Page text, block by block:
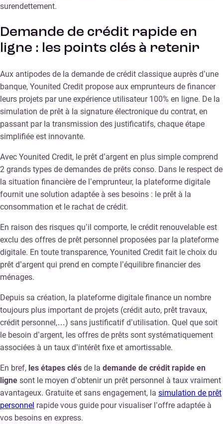
surendettement.
Demande de crédit rapide en
ligne : les points clés à retenir
Aux antipodes de la demande de crédit classique auprès d’une
banque, Younited Credit propose aux emprunteurs de financer
leurs projets par une expérience utilisateur 100% en ligne. De la
simulation de prêt à la signature électronique du contrat, en
passant par la transmission des justificatifs, chaque étape
simplifiée est innovante.
Avec Younited Credit, le prêt d’argent en plus simple comprend
2 grands types de demandes de prêts conso. Dans le respect de
la situation financière de l’emprunteur, la plateforme digitale
fournit une solution adaptée à ses besoins : le prêt à la
consommation et le rachat de crédit.
En raison des risques qu’il comporte, le crédit renouvelable est
exclu des offres de prêt personnel proposées par la plateforme
digitale. En toute transparence, Younited Credit fait le choix du
prêt d’argent qui prend en compte l’équilibre financier des
ménages.
Depuis sa création, la plateforme digitale finance un nombre
toujours plus important de projets (crédit auto, prêt travaux,
crédit personnel,…) sans justificatif d’utilisation. Quel que soit
le besoin d’argent, les offres de prêts sont systématiquement
associées à un taux d’intérêt fixe et amortissable.
En bref, les étapes clés de la demande de crédit rapide en
ligne sont le moyen d’obtenir un prêt personnel à taux vraiment
avantageux. Gratuite et sans engagement, la simulation de prêt
personnel rapide vous guide pour visualiser l’offre adaptée à
vos besoins en express.